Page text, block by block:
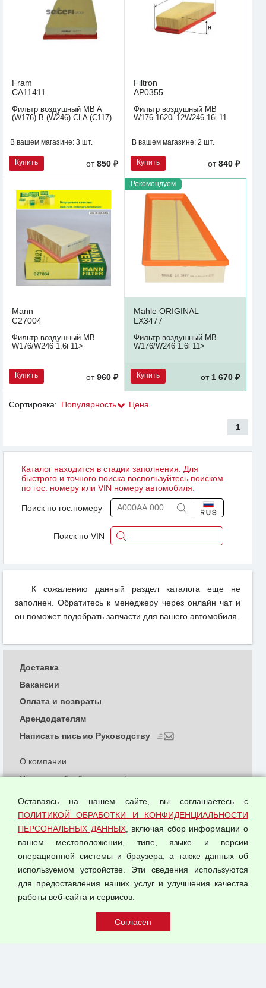
Fram
CA11411
Фильтр воздушный MB A
(W176) B (W246) CLA (C117)
В вашем магазине: 3 шт.
Купить от850 ₽
Filtron
AP0355
Фильтр воздушный MB
W176 1620i 12W246 16i 11
В вашем магазине: 2 шт.
Купить от840 ₽
Mann
C27004
Фильтр воздушный MB
W176/W246 1.6i 11>
Купить от960 ₽
Рекомендуем
Mahle ORIGINAL
LX3477
Фильтр воздушный MB
W176/W246 1.6i 11>
Купить от 1 670 ₽
Сортировка: Популярность Цена
1
Каталог находится в стадии заполнения. Для
быстрого и точного поиска воспользуйтесь поиском
по гос. номеру или VIN номеру автомобиля.
Поиск по гос.номеру
Поиск по VIN
К сожалению данный раздел каталога еще не
заполнен. Обратитесь к менеджеру через онлайн чат и
он поможет подобрать запчасти для вашего автомобиля.
© 2026 ООО "Феникс"
О компании
Политика обработки и конфиденциальности
Согласием на обработку персональных данных
Оферта оптовой купли-продажи
Публичная оферта
Доставка
Вакансии
Оплата и возвраты
Арендодателям
Написать письмо Руководству
Оставаясь на нашем сайте, вы соглашаетесь с
ПОЛИТИКОЙ ОБРАБОТКИ И КОНФИДЕНЦИАЛЬНОСТИ
ПЕРСОНАЛЬНЫХ ДАННЫХ, включая сбор информации о
вашем местоположении, типе, языке и версии
операционной системы и браузера, а также данных об
используемом устройстве. Эти сведения используются
для предоставления наших услуг и улучшения качества
работы веб-сайта и сервисов.